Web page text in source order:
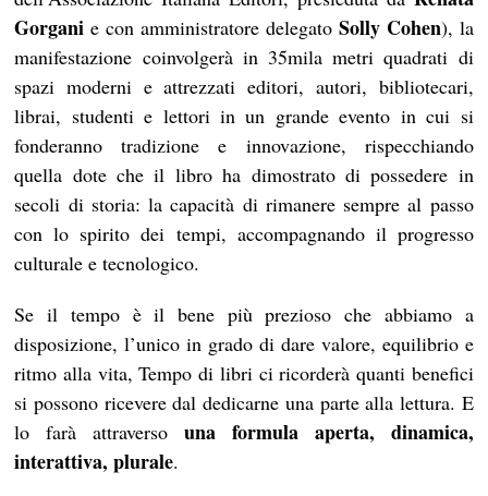
Gorgani e con amministratore delegato Solly Cohen), la
manifestazione coinvolgerà in 35mila metri quadrati di
spazi moderni e attrezzati editori, autori, bibliotecari,
librai, studenti e lettori in un grande evento in cui si
fonderanno tradizione e innovazione, rispecchiando
quella dote che il libro ha dimostrato di possedere in
secoli di storia: la capacità di rimanere sempre al passo
con lo spirito dei tempi, accompagnando il progresso
culturale e tecnologico.
Se il tempo è il bene più prezioso che abbiamo a
disposizione, l’unico in grado di dare valore, equilibrio e
ritmo alla vita, Tempo di libri ci ricorderà quanti benefici
si possono ricevere dal dedicarne una parte alla lettura. E
lo farà attraverso una formula aperta, dinamica,
interattiva, plurale.